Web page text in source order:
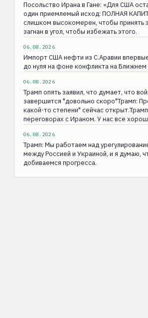
Посольство Ирана в Гане: «Для США
один приемлемый исход: ПОЛНАЯ
слишком высокомерен, чтобы принять
загнан в угол, чтобы избежать этого.
06.08.2026
Импорт США нефти из С.Аравии
до нуля на фоне конфликта на Ближнем
06.08.2026
Трамп опять заявил, что думает, что
завершится "довольно скоро"Трамп:
какой-то степени" сейчас
переговорах с Ираном. У нас все
06.08.2026
Трамп: Мы работаем над
между Россией и Украиной, и я думаю,
добиваемся прогресса.